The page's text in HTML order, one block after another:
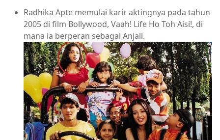
Radhika Apte memulai karir aktingnya pada tahun
2005 di film Bollywood, Vaah! Life Ho Toh Aisi!, di
mana ia berperan sebagai Anjali.